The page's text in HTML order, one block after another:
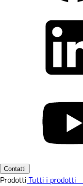
Contatti
Prodotti Tutti i prodotti